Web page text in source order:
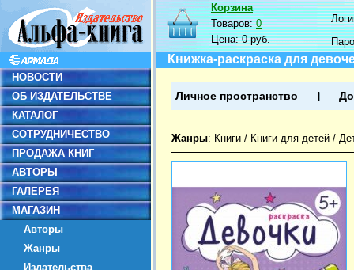
НОВОСТИ
ОБ ИЗДАТЕЛЬСТВЕ
КАТАЛОГ
СОТРУДНИЧЕСТВО
ПРОДАЖА КНИГ
АВТОРЫ
ГАЛЕРЕЯ
МАГАЗИН
Авторы
Жанры
Издательства
Корзина
Товаров:0
Цена:0 руб.
Книжка-раскраска для
Личное пространство
Жанры: Книги / Книги для детей /